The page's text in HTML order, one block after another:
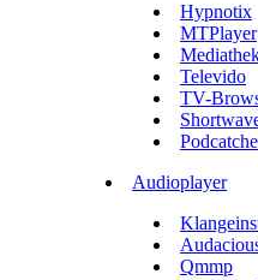
Hypnotix
MTPlayer
Televido
TV-
Audioplayer
Qmmp